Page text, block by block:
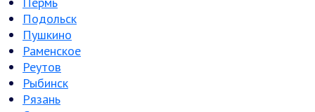
Подольск
Пушкино
Раменское
Реутов
Рыбинск
Рязань